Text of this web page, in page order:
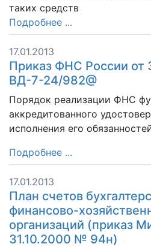
таких средств
Подробнее ...
17.01.2013
Приказ ФНС России от
ВД-7-24/982@
Порядок реализации ФНС
аккредитованного
исполнения его
Подробнее ...
17.01.2013
План счетов
финансово-
организаций (приказ
31.10.2000 № 94н)